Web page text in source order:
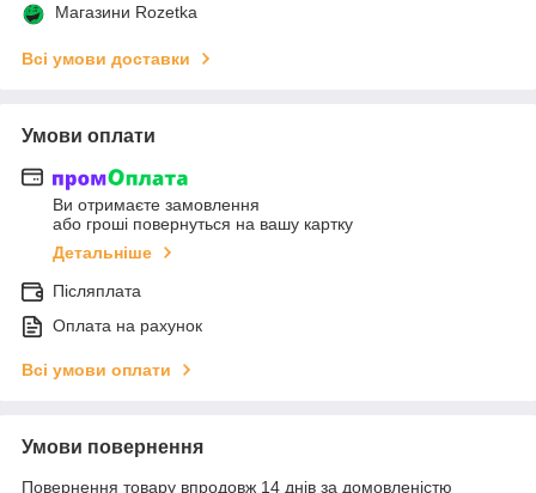
Магазини Rozetka
Всі умови доставки
Умови оплати
Ви отримаєте замовлення
або гроші повернуться на вашу картку
Детальніше
Післяплата
Оплата на рахунок
Всі умови оплати
Умови повернення
Повернення товару впродовж 14 днів за домовленістю